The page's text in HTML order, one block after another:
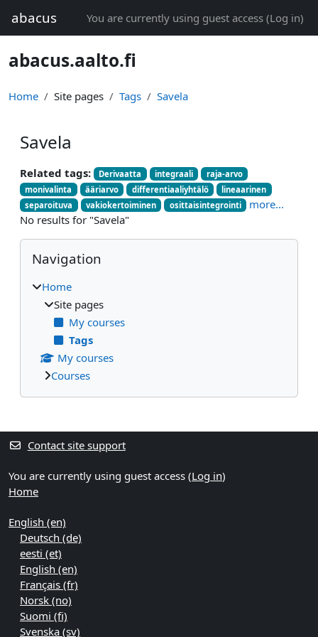
abacus You are currently using guest access (Log in)
abacus.aalto.fi
Home Site pages Tags Savela
Savela
Related tags: Derivaatta integraali
raja-arvo
monivalinta
ääriarvo differentiaaliyhtälö
lineaarinen
separoituva
vakiokertoiminen osittaisintegrointi
more...
No results for "Savela"
Blocks
Skip Navigation
Navigation
Home
Site pages
My courses
Tags
My courses
Courses
Supplementary blocks
Contact site support
You are currently using guest access (Log in)
Home
English ‎(en)‎
Deutsch ‎(de)‎
eesti ‎(et)‎
English ‎(en)‎
Français ‎(fr)‎
Norsk ‎(no)‎
Suomi ‎(fi)‎
Svenska ‎(sv)‎